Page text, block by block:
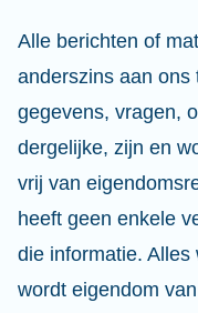
Alle berichten of
anderszins aan ons
gegevens, vragen,
dergelijke, zijn en
vrij van
heeft geen enkele
die informatie.
wordt eigendom